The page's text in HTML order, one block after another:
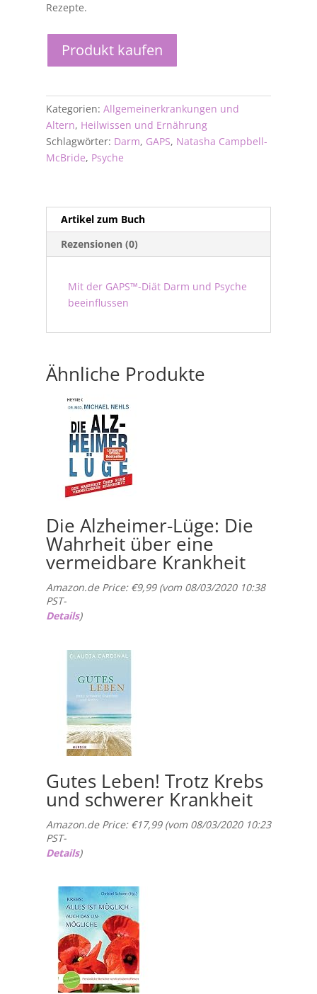
Rezepte.
Produkt kaufen
Kategorien: Allgemeinerkrankungen und
Altern, Heilwissen und Ernährung
Schlagwörter: Darm, GAPS, Natasha Campbell-
McBride, Psyche
Artikel zum Buch
Rezensionen (0)
Mit der GAPS™-Diät Darm und Psyche
beeinflussen
Ähnliche Produkte
Die Alzheimer-Lüge: Die
Wahrheit über eine
vermeidbare Krankheit
Amazon.de Price: €9,99(vom 08/03/2020 10:38
PST-
Details)
Gutes Leben! Trotz Krebs
und schwerer Krankheit
Amazon.de Price: €17,99(vom 08/03/2020 10:23
PST-
Details)